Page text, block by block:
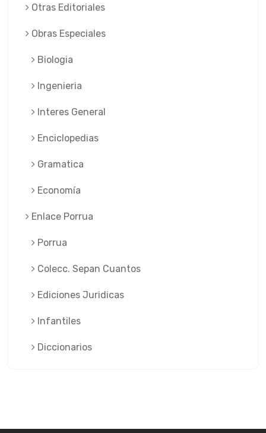
Otras Editoriales
Obras Especiales
Biologia
Ingenieria
Interes General
Enciclopedias
Gramatica
Economía
Enlace Porrua
Porrua
Colecc. Sepan Cuantos
Ediciones Juridicas
Infantiles
Diccionarios